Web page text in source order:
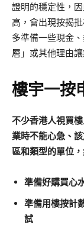
證明的穩定性，
高，會出現按揭
多準備一些現金
層」或其他理由
樓宇一按
不少香港人視買
業時不能心急、
區和類型的單位
準備好購買心
準備用樓按計
試